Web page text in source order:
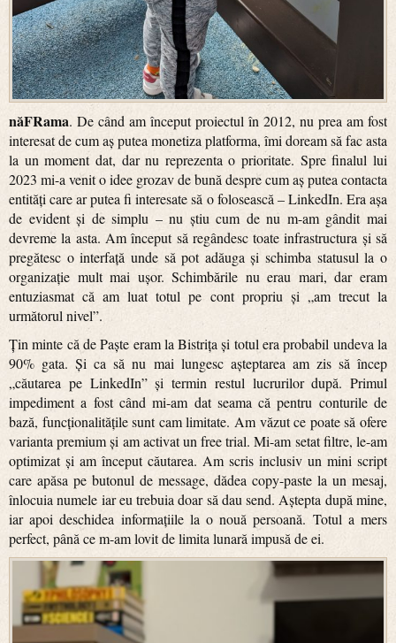
năFRama. De când am început proiectul în 2012, nu prea am fost
interesat de cum aș putea monetiza platforma, îmi doream să fac asta
la un moment dat, dar nu reprezenta o prioritate. Spre finalul lui
2023 mi-a venit o idee grozav de bună despre cum aș putea contacta
entități care ar putea fi interesate să o folosească – LinkedIn. Era așa
de evident și de simplu – nu știu cum de nu m-am gândit mai
devreme la asta. Am început să regândesc toate infrastructura și să
pregătesc o interfață unde să pot adăuga și schimba statusul la o
organizație mult mai ușor. Schimbările nu erau mari, dar eram
entuziasmat că am luat totul pe cont propriu și „am trecut la
următorul nivel”.
Țin minte că de Paște eram la Bistrița și totul era probabil undeva la
90% gata. Și ca să nu mai lungesc așteptarea am zis să încep
„căutarea pe LinkedIn” și termin restul lucrurilor după. Primul
impediment a fost când mi-am dat seama că pentru conturile de
bază, funcționalitățile sunt cam limitate. Am văzut ce poate să ofere
varianta premium și am activat un free trial. Mi-am setat filtre, le-am
optimizat și am început căutarea. Am scris inclusiv un mini script
care apăsa pe butonul de message, dădea copy-paste la un mesaj,
înlocuia numele iar eu trebuia doar să dau send. Aștepta după mine,
iar apoi deschidea informațiile la o nouă persoană. Totul a mers
perfect, până ce m-am lovit de limita lunară impusă de ei.